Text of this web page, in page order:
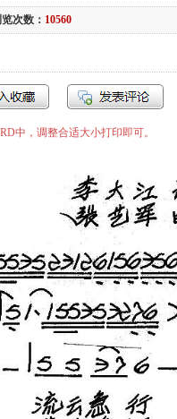
次数： 10560
中，调整合适大小打印即可。